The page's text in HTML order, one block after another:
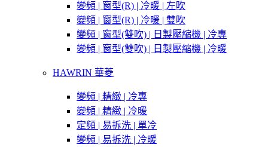
變頻 | 窗型(R) | 冷暖 | 左吹
變頻 | 窗型(R) | 冷暖 | 雙吹
變頻 | 窗型(雙吹) | 日製壓縮機 | 冷專
變頻 | 窗型(雙吹) | 日製壓縮機 | 冷暖
HAWRIN 華菱
變頻 | 精緻 | 冷專
變頻 | 精緻 | 冷暖
定頻 | 易拆洗 | 單冷
變頻 | 易拆洗 | 冷暖